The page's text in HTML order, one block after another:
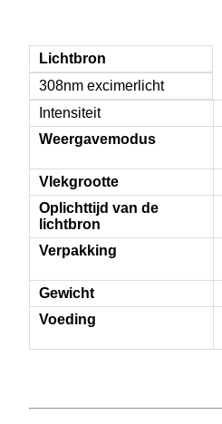
Lichtbron
308nm excimerlicht
Intensiteit
Weergavemodus
Vlekgrootte
Oplichttijd van de
lichtbron
Verpakking
Gewicht
Voeding